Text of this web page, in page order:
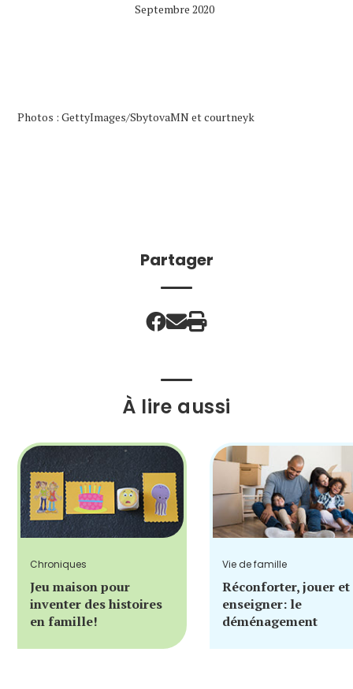
Septembre 2020
Photos : GettyImages/SbytovaMN et courtneyk
Partager
À lire aussi
Chroniques
Jeu maison pour
inventer des histoires
en famille!
Vie de famille
Réconforter, jouer et
enseigner: le
déménagement